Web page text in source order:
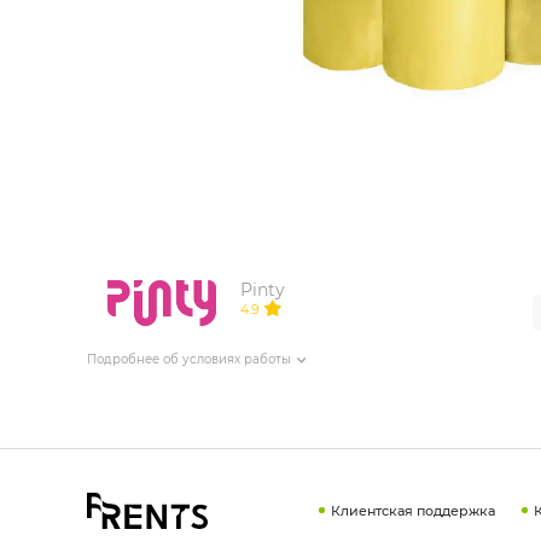
ТЕХНИЧЕСКОЕ ОБОРУДОВАНИЕ
Pinty
4.9
Подробнее об условиях работы
Клиентская поддержка